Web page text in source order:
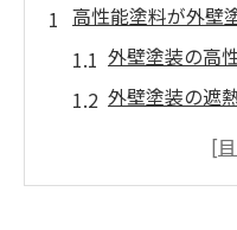
高性能塗料が外壁
外壁塗装の高
外壁塗装の遮
外壁塗装で後